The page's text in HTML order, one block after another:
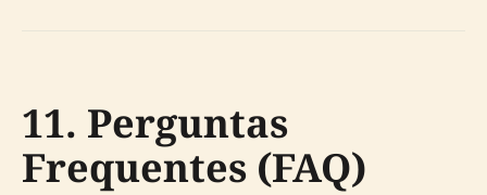
11. Perguntas
Frequentes (FAQ)